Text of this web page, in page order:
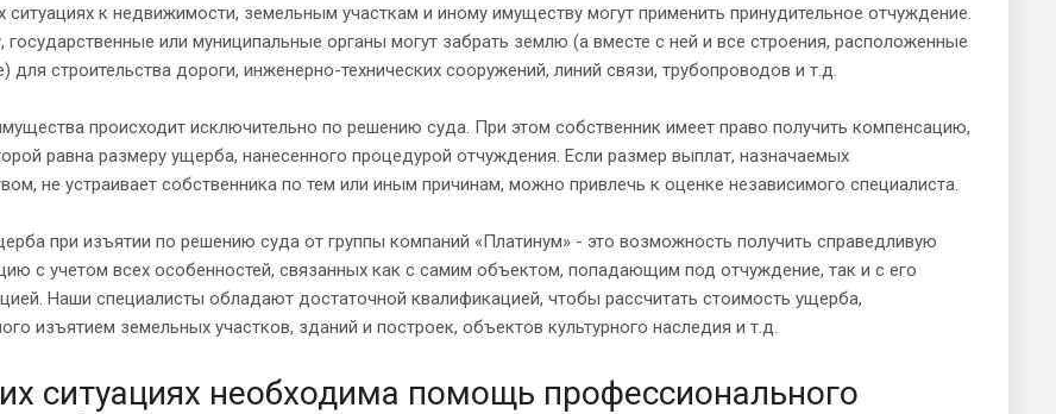
ситуациях к недвижимости, земельным участкам и иному имуществу могут применить принудительное отчуждение.
государственные или муниципальные органы могут забрать землю (а вместе с ней и все строения, расположенные
для строительства дороги, инженерно-технических сооружений, линий связи, трубопроводов и т.д.
происходит исключительно по решению суда. При этом собственник имеет право получить компенсацию,
равна размеру ущерба, нанесенного процедурой отчуждения. Если размер выплат, назначаемых
не устраивает собственника по тем или иным причинам, можно привлечь к оценке независимого специалиста.
при изъятии по решению суда от группы компаний «Платинум» - это возможность получить справедливую
с учетом всех особенностей, связанных как с самим объектом, попадающим под отчуждение, так и с его
Наши специалисты обладают достаточной квалификацией, чтобы рассчитать стоимость ущерба,
изъятием земельных участков, зданий и построек, объектов культурного наследия и т.д.
ситуациях необходима помощь профессионального